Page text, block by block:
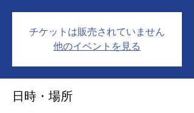
チケットは販売されていません
他のイベントを見る
日時・場所